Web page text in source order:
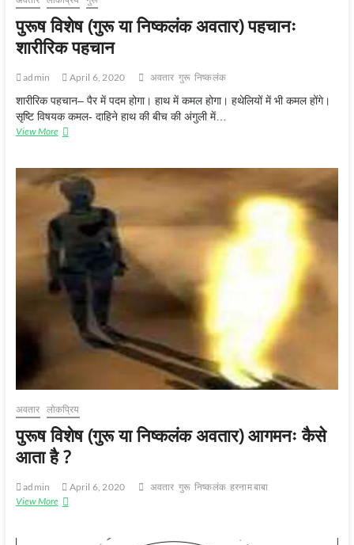
पुरूष विशेष (गुरू या निष्कलंक अवतार) पहचानः
शारीरिक पहचान
admin April 6, 2020 अवतार गुरू निष्‍कलंक
शारीरिक पहचान– पैर में पदम होगा। हाथ में कमल होगा। हथेलियों में भी कमल होंगे।
सृष्टि विषयक कमल- दाहिने हाथ की बीच की अंगुली में…
View Moreपुरूष
या
निष्कलंक
अवतार)
पहचानः
शारीरिक
पहचान
अवतार लोकप्रिय
पुरूष विशेष (गुरू या निष्कलंक अवतार) आगमनः कैसे
आता है ?
admin April 6, 2020 अवतार गुरू निष्‍कलंक हरनाम बाबा
View Moreपुरूष